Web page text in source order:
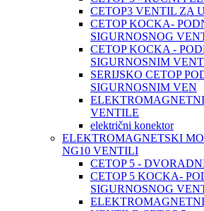
CETOP3 VENTIL ZA
CETOP KOCKA-
SIGURNOSNOG
CETOP KOCKA -
SIGURNOSNIM
SERIJSKO CETOP
SIGURNOSNIM VEN
VENTILE
električni konektor
ELEKTROMAGNETSKI
NG10 VENTILI
CETOP 5 -
CETOP 5 KOCKA-
SIGURNOSNOG